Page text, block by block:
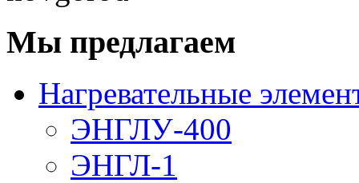
Мы предлагаем
Нагревательные
ЭНГЛУ-400
ЭНГЛ-1